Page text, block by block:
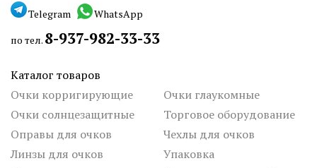
Telegram
WhatsApp
по тел. 8-937-982-33-33
Каталог товаров
Очки корригирующие
Очки солнцезащитные
Оправы для очков
Линзы для очков
Очки глаукомные
Торговое оборудование
Чехлы для очков
Упаковка